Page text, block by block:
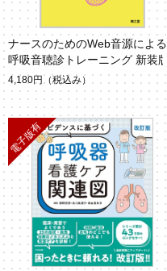
ナースのためのWeb音源による
呼吸音聴診トレーニング 新装版
4,180円 （税込み）